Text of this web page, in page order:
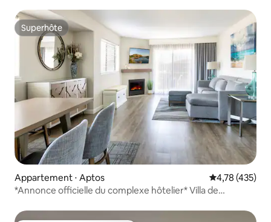
Superhôte
Superhôte
Appartement ⋅ Aptos Évaluation
4,78 (435)
*Annonce officielle du complexe hôtelier* Villa de